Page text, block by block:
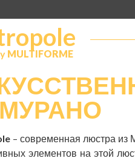
MULTIFORME
– современная люстра из
элементов на этой